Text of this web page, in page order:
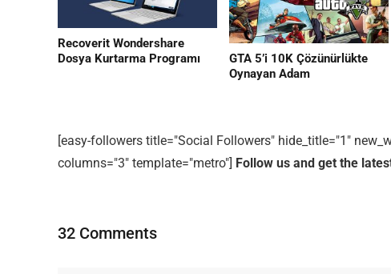
Recoverit Wondershare
Dosya Kurtarma Programı
GTA 5’i 10K Çözünürlükte
Oynayan Adam
[easy-followers title="Social Followers" hide_title="1"
columns="3" template="metro"] Follow us and get the
32 Comments